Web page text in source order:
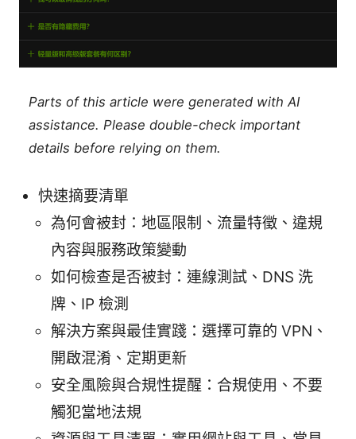
Parts of this article were generated with AI
assistance. Please double-check important
details before relying on them.
快速摘要清單
為何會被封：地區限制、流量特徵、違規
內容與服務政策變動
如何檢查是否被封：連線測試、DNS 洗
牌、IP 檢測
解決方案與最佳實踐：選擇可靠的 VPN、
開啟混淆、定期更新
安全風險與合規性提醒：合規使用、不要
觸犯當地法規